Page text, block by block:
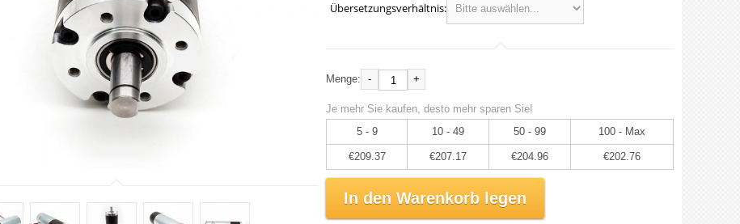
Übersetzungsverhältnis:
Menge: - +
Je mehr Sie kaufen, desto mehr sparen Sie!
5 - 9
10 - 49 50 - 99 100 - Max
€209.37 €207.17 €204.96 €202.76
In den Warenkorb legen